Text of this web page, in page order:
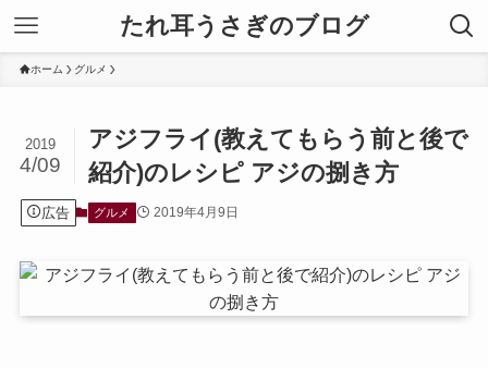
たれ耳うさぎのブログ
ホーム グルメ
アジフライ(教えてもらう前と後で
紹介)のレシピ アジの捌き方
2019
4/09
広告 グルメ 2019年4月9日